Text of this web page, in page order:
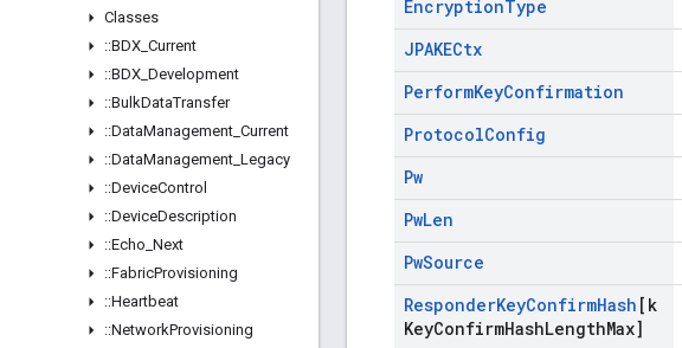
Classes
::BDX Current
::BDX Development
::BulkDataTransfer
::DataManagement Current
::DataManagement Legacy
::DeviceControl
::DeviceDescription
::Echo Next
::FabricProvisioning
::Heartbeat
::NetworkProvisioning
EncryptionType
JPAKECtx
PerformKeyConfirmation
ProtocolConfig
Pw
PwLen
PwSource
ResponderKeyConfirmHash [k
KeyConfirmHashLengthMax]